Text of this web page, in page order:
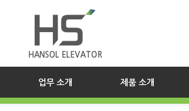
HANSOL ELEVATOR
업무 소개 제품 소개